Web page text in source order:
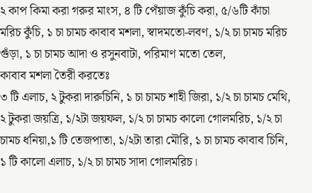
২ কাপ কিমা করা গরুর মাংস, ৪ টি পেঁয়াজ কুঁচি করা, ৫/৬টি কাঁচা
মরিচ কুঁচি, ১ চা চামচ কাবাব মশলা, স্বাদমতো-লবণ, ১/২ চা চামচ মরিচ
গুঁড়া, ১ চা চামচ আদা ও রসুনবাটা, পরিমাণ মতো তেল,
কাবাব মশলা তৈরী করতেঃ
৩ টি এলাচ, ২ টুকরা দারুচিনি, ১ চা চামচ শাহী জিরা, ১/২ চা চামচ মেথি,
২ টুকরা জয়ত্রি, ১/২টা জয়ফল, ১/২ চা চামচ কালো গোলমরিচ, ১/২ চা
চামচ ধনিয়া,১ টি তেজপাতা, ১/২টা তারা মৌরি, ১ চা চামচ কাবাব চিনি,
১ টি কালো এলাচ, ১/২ চা চামচ সাদা গোলমরিচ।